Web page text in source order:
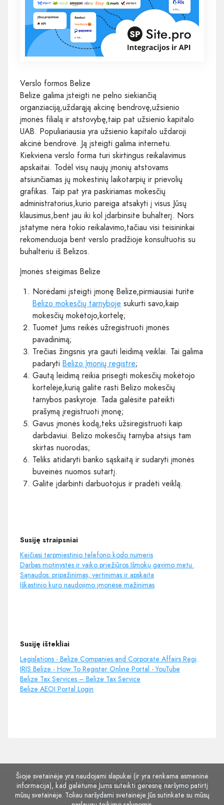
Verslo formos Belize
Belize galima įsteigti ne pelno siekiančią
organziaciją,uždarąją akcinę bendrovę,užsienio
įmonės filialą ir atstovybę,taip pat užsienio kapitalo
UAB. Populiariausia yra užsienio kapitalo uždaroji
akcinė bendrovė. Ją įsteigti galima internetu.
Kiekviena verslo forma turi skirtingus reikalavimus
apskaitai. Todėl visų naujų įmonių atstovams
atsiunčiamas jų mokestinių laikotarpių ir prievolių
grafikas. Taip pat yra paskiriamas mokesčių
administratorius,kurio pareiga atsakyti į visus Jūsų
klausimus,bent jau iki kol įdarbinsite buhalterį. Nors
įstatyme nėra tokio reikalavimo,tačiau visi teisininkai
rekomenduoja bent verslo pradžioje konsultuotis su
buhalteriu iš Belizos.
Įmonės steigimas Belize
Norėdami įsteigti įmonę Belize,pirmiausiai turite
Belizo mokesčių tarnyboje sukurti savo,kaip
mokesčių mokėtojo,kortelę;
Tuomet Jums reikės užregistruoti įmonės
pavadinimą;
Trečias žingsnis yra gauti leidimą veiklai. Tai galima
padaryti Belizo Įmonių registre;
Gautą leidimą reikia prisegti mokesčių mokėtojo
kortelėje,kurią galite rasti Belizo mokesčių
tarnybos paskyroje. Tada galėsite pateikti
prašymą įregistruoti įmonę;
Gavus įmonės kodą,teks užsiregistruoti kaip
darbdaviui. Belizo mokesčių tarnyba atsiųs tam
skirtas nuorodas;
Teliks atidaryti banko sąskaitą ir sudaryti įmonės
buveinės nuomos sutartį.
Galite įdarbinti darbuotojus ir pradėti veiklą.
Susiję straipsniai
Keičiasi tarpmiestinio telefono kodo numeris
Darbas motinystės ir vaiko priežiūros Išmokų gavimo metu – ką reikia žinoti ir kaip neapsiskaičiuoti
Sąnaudos: pripažinimas, vertinimas ir apskaita
Iškastinio kuro naudojimo įmonėse mažinimas
Susiję ištekliai
Legislations - Belize Companies and Corporate Affairs Registry
IRIS Belize - How To Register Online Portal - YouTube
Belize Tax Services – Belize Tax Service
Belize AEOI Portal Login
© Site.pro 2011. Svetainių konstruktorius.Jungtinės
Valstijos.
Šioje svetainėje yra naudojami slapukai (ir yra renkama asmeninė
informacija), kad galėtume Jums suteikti geresnę naršymo patirtį
mūsų svetainėje. Toliau naršydami svetainėje Jūs sutinkate su mūsų